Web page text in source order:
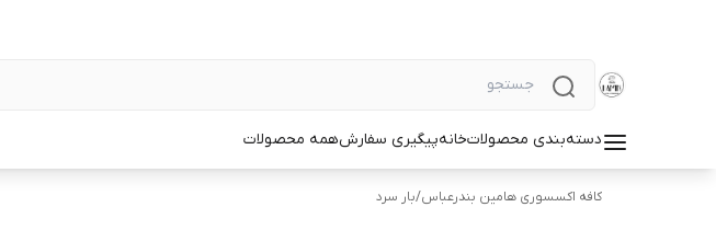
دسته‌بندی محصولاتخانهپیگیری سفارشهمه محصولات
کافه اکسسوری هامین بندرعباس/بار سرد